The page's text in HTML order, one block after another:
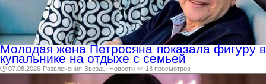
Молодая жена Петросяна показала фигуру в
купальнике на отдыхе с семьей
🕑 07.08.2026 Развлечения Звезды Новости 👀 13 просмотров